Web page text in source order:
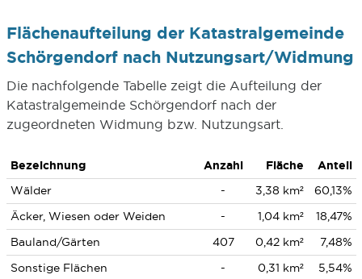
Flächenaufteilung der Katastralgemeinde
Schörgendorf nach Nutzungsart/Widmung
Die nachfolgende Tabelle zeigt die Aufteilung der
Katastralgemeinde Schörgendorf nach der
zugeordneten Widmung bzw. Nutzungsart.
Bezeichnung Anzahl Fläche
Anteil
Wälder
- 3,38 km²
60,13%
Äcker, Wiesen oder Weiden
- 1,04 km²
18,47%
Bauland/Gärten
407 0,42 km²
7,48%
Sonstige Flächen
- 0,31 km² 5,54%